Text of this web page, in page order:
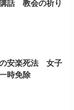
話 教会の祈り
安楽死法 女子
時免除